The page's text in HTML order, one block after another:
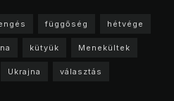
függőség hétvége
kütyük Menekültek
Ukrajna választás